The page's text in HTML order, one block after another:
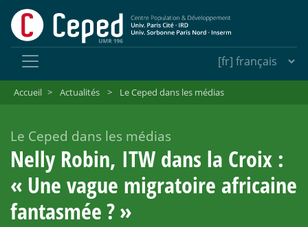
Accueil > Actualités > Le Ceped dans les médias
Le Ceped dans les médias
Nelly Robin, ITW dans la Croix :
« Une vague migratoire africaine
fantasmée?»